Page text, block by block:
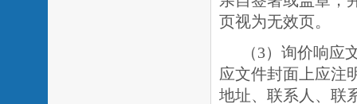
页视为无效页。
（3）询价响应
应文件封面上应注
地址、联系人、联